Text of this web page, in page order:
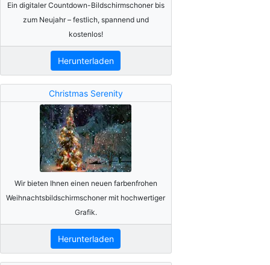
Ein digitaler Countdown-Bildschirmschoner bis
zum Neujahr – festlich, spannend und
kostenlos!
Herunterladen
Christmas Serenity
Wir bieten Ihnen einen neuen farbenfrohen
Weihnachtsbildschirmschoner mit hochwertiger
Grafik.
Herunterladen